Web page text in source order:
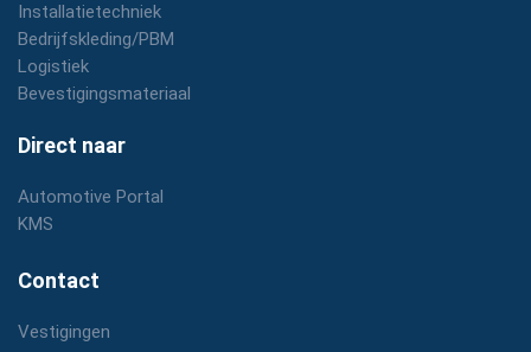
Installatietechniek
Bedrijfskleding/PBM
Logistiek
Bevestigingsmateriaal
Direct naar
Automotive Portal
KMS
Contact
Vestigingen